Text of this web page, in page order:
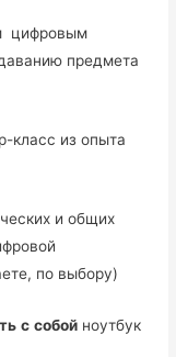
цифровым
предмета
класс из опыта
и общих
по выбору)
с собой ноутбук